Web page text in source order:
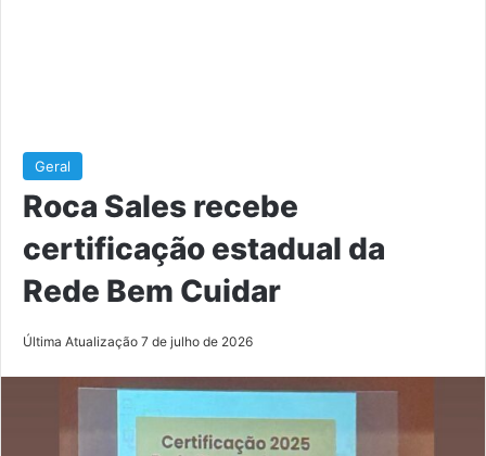
Geral
Roca Sales recebe
certificação estadual da
Rede Bem Cuidar
Última Atualização 7 de julho de 2026